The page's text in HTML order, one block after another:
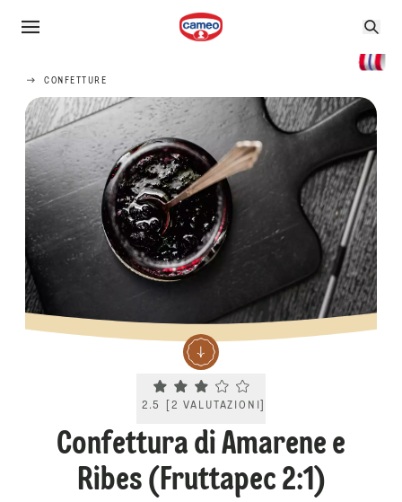
CONFETTURE
Current rating 2.5. Click to rate.
2.5 2 VALUTAZIONI
Confettura di Amarene e
Ribes (Fruttapec 2:1)